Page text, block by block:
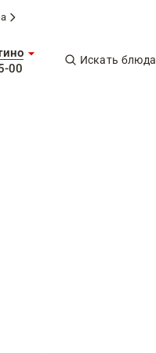
00
Искать блюда